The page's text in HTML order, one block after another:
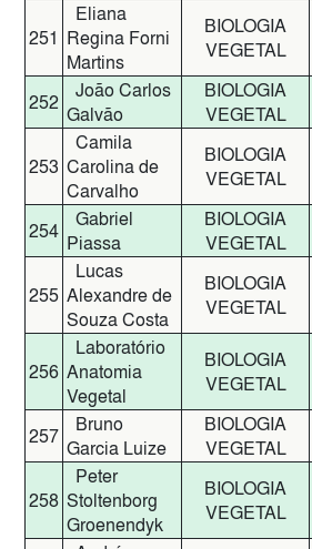
251
Eliana
Regina Forni
Martins
BIOLOGIA
VEGETAL
252
João Carlos
Galvão
BIOLOGIA
VEGETAL
253
Camila
Carolina de
Carvalho
BIOLOGIA
VEGETAL
254
Gabriel
Piassa
BIOLOGIA
VEGETAL
255
Lucas
Alexandre de
Souza Costa
BIOLOGIA
VEGETAL
256
Laboratório
Anatomia
Vegetal
BIOLOGIA
VEGETAL
257
Bruno
Garcia Luize
BIOLOGIA
VEGETAL
258
Peter
Stoltenborg
Groenendyk
BIOLOGIA
VEGETAL